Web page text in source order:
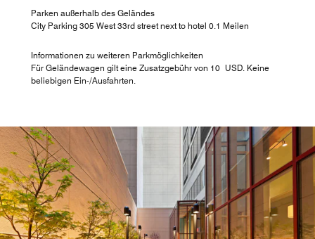
Parken außerhalb des Geländes
City Parking 305 West 33rd street next to hotel 0.1 Meilen
Informationen zu weiteren Parkmöglichkeiten
Für Geländewagen gilt eine Zusatzgebühr von 10 USD. Keine
beliebigen Ein-/Ausfahrten.